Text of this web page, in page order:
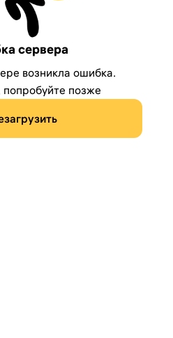
сервера
возникла ошибка.
позже